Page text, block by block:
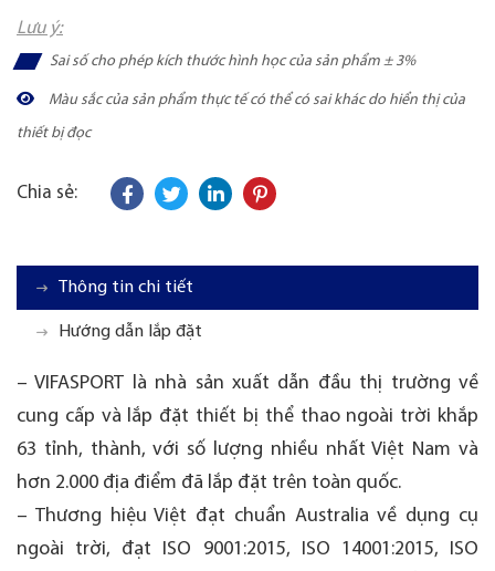
Lưu ý:
Sai số cho phép kích thước hình học của sản phẩm ± 3%
Màu sắc của sản phẩm thực tế có thể có sai khác do hiển thị của
thiết bị đọc
Chia sẻ:
Thông tin chi tiết
Hướng dẫn lắp đặt
– VIFASPORT là nhà sản xuất dẫn đầu thị trường về
cung cấp và lắp đặt thiết bị thể thao ngoài trời khắp
63 tỉnh, thành, với số lượng nhiều nhất Việt Nam và
hơn 2.000 địa điểm đã lắp đặt trên toàn quốc.
– Thương hiệu Việt đạt chuẩn Australia về dụng cụ
ngoài trời, đạt ISO 9001:2015, ISO 14001:2015, ISO